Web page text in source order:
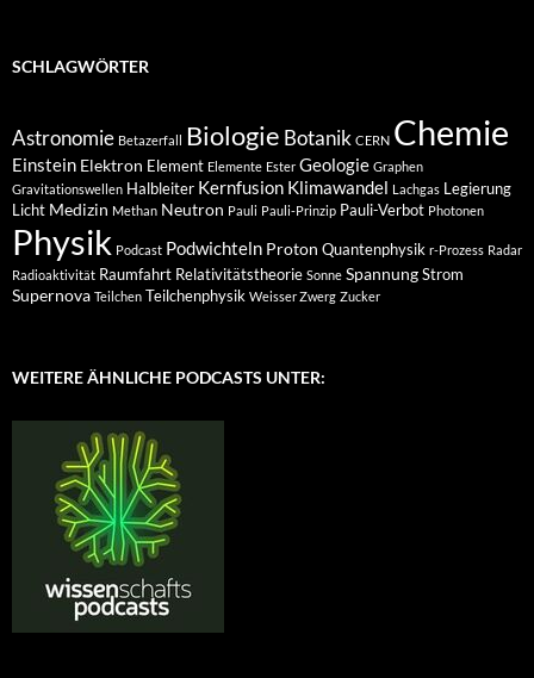
SCHLAGWÖRTER
Astronomie Betazerfall Biologie Botanik CERN Chemie
Einstein Elektron Element Elemente Ester Geologie Graphen
Gravitationswellen Halbleiter Kernfusion Klimawandel Lachgas Legierung
Licht Medizin Methan Neutron Pauli Pauli-Prinzip Pauli-Verbot Photonen
Physik Podcast Podwichteln Proton Quantenphysik r-Prozess Radar
Radioaktivität Raumfahrt Relativitätstheorie Sonne Spannung Strom
Supernova Teilchen Teilchenphysik Weisser Zwerg Zucker
WEITERE ÄHNLICHE PODCASTS UNTER: